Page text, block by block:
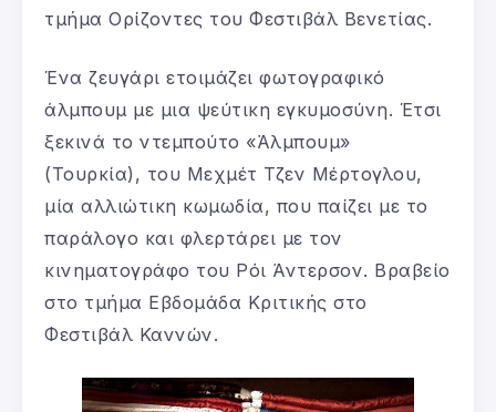
τμήμα Ορίζοντες του Φεστιβάλ Βενετίας.
Ένα ζευγάρι ετοιμάζει φωτογραφικό
άλμπουμ με μια ψεύτικη εγκυμοσύνη. Έτσι
ξεκινά το ντεμπούτο «Άλμπουμ»
(Τουρκία), του Μεχμέτ Τζεν Μέρτογλου,
μία αλλιώτικη κωμωδία, που παίζει με το
παράλογο και φλερτάρει με τον
κινηματογράφο του Ρόι Άντερσον. Βραβείο
στο τμήμα Εβδομάδα Κριτικής στο
Φεστιβάλ Καννών.